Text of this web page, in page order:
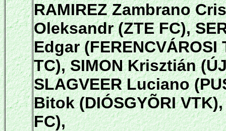
RAMIREZ Zambrano
Oleksandr (ZTE FC),
Edgar
TC), SIMON Krisztián
SLAGVEER Luciano
Bitok (DIÓSGYÕRI
FC),